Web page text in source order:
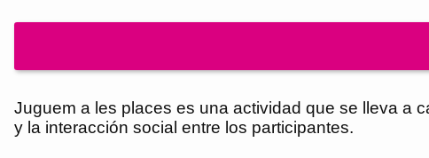
Juguem a les places es una actividad que se lleva a
y la interacción social entre los participantes.